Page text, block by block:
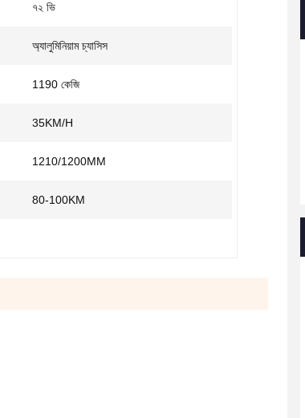
৭২ ভি
অ্যালুমিনিয়াম চ্যাসিস
1190 কেজি
35KM/H
1210/1200MM
80-100KM